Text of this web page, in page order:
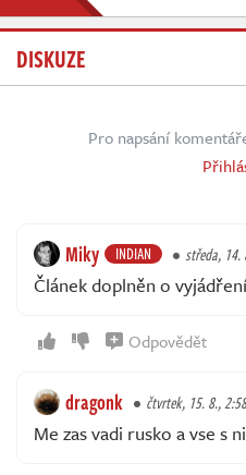
DISKUZE
Pro napsání
Miky INDIAN středa, 14.
Článek doplněn o
Odpovědět
dragonk čtvrtek, 15. 8., 2:58
Me zas vadi rusko a vse s